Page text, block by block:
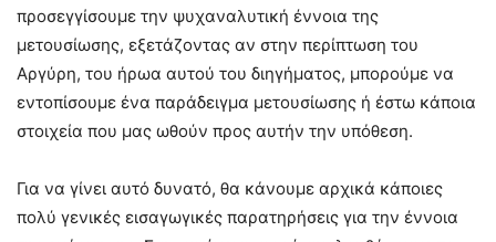
προσεγγίσουμε την ψυχαναλυτική έννοια της
μετουσίωσης, εξετάζοντας αν στην περίπτωση του
Αργύρη, του ήρωα αυτού του διηγήματος, μπορούμε να
εντοπίσουμε ένα παράδειγμα μετουσίωσης ή έστω κάποια
στοιχεία που μας ωθούν προς αυτήν την υπόθεση.
Για να γίνει αυτό δυνατό, θα κάνουμε αρχικά κάποιες
πολύ γενικές εισαγωγικές παρατηρήσεις για την έννοια